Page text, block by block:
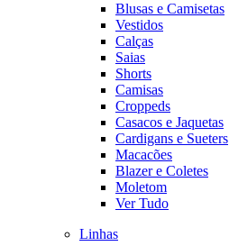
Blusas e Camisetas
Vestidos
Calças
Saias
Shorts
Camisas
Croppeds
Casacos e Jaquetas
Cardigans e Sueters
Macacões
Blazer e Coletes
Moletom
Ver Tudo
Linhas